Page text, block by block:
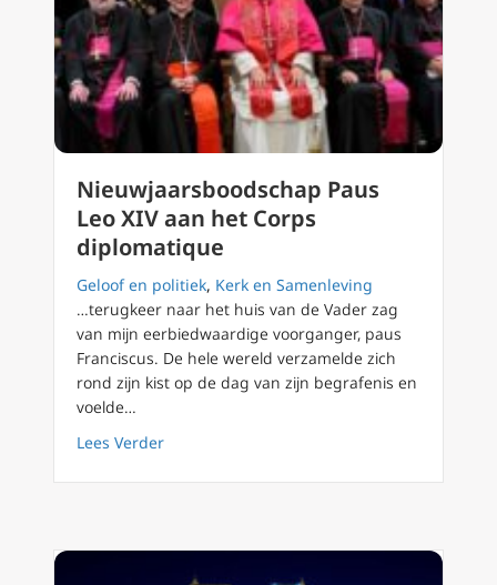
Nieuwjaarsboodschap Paus
Leo XIV aan het Corps
diplomatique
Geloof en politiek, Kerk en Samenleving
…terugkeer naar het huis van de Vader zag
van mijn eerbiedwaardige voorganger, paus
Franciscus. De hele wereld verzamelde zich
rond zijn kist op de dag van zijn begrafenis en
voelde…
Lees Verderabout Nieuwjaarsboodschap Paus Leo XIV